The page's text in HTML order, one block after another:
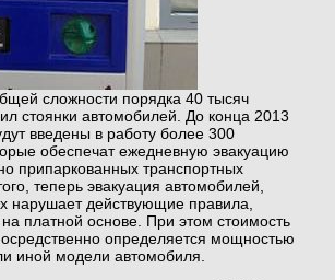
ВОПРОСЫ
ПАРТНЁРЫ
КОНТАКТЫ
сложности порядка 40 тысяч
стоянки автомобилей. До конца 2013
введены в работу более 300
обеспечат ежедневную эвакуацию
припаркованных транспортных
теперь эвакуация автомобилей,
нарушает действующие правила,
платной основе. При этом стоимость
определяется мощностью
иной модели автомобиля.